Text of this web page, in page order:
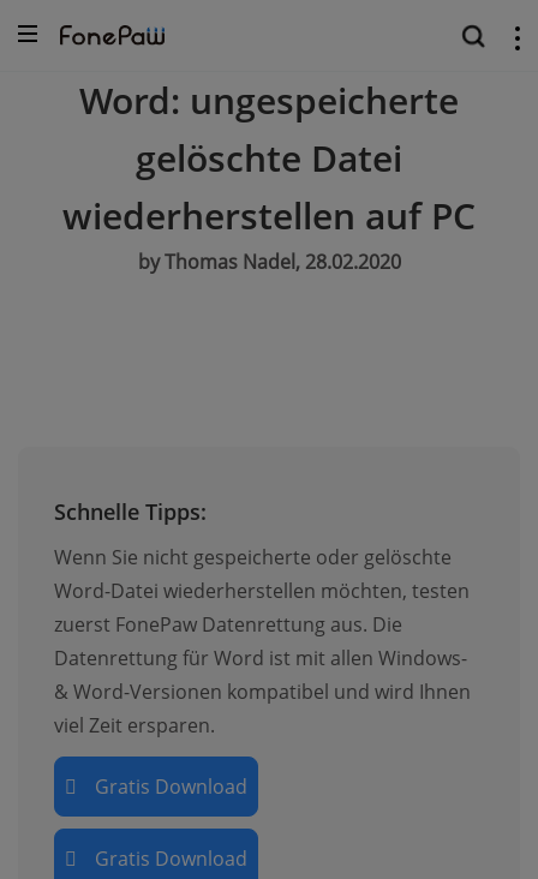
Word: ungespeicherte
gelöschte Datei
wiederherstellen auf PC
by Thomas Nadel, 28.02.2020
Schnelle Tipps:
Wenn Sie nicht gespeicherte oder gelöschte
Word-Datei wiederherstellen möchten, testen
zuerst FonePaw Datenrettung aus. Die
Datenrettung für Word ist mit allen Windows-
& Word-Versionen kompatibel und wird Ihnen
viel Zeit ersparen.
Gratis Download
Gratis Download